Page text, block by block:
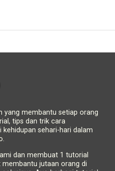
yang membantu setiap orang
tips dan trik cara
sehari-hari dalam
dan membuat 1 tutorial
jutaan orang di